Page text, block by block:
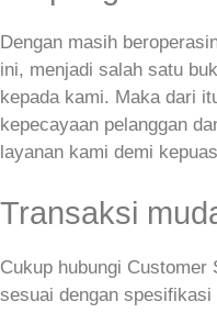
Dengan masih
ini, menjadi salah satu
kepada kami. Maka dari
kepecayaan pelanggan
layanan kami demi
Transaksi
Cukup hubungi
sesuai dengan spesifikasi